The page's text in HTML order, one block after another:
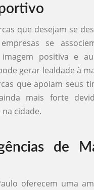
que desejam se
se
positiva e
gerar lealdade à
que apoiam seus
mais forte
cidade.
de
oferecem uma